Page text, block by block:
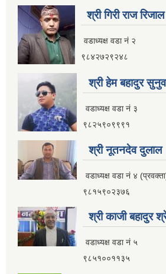
श्री गिरी राज रिजाल
वडाध्यक्ष वडा नं २
९८४२७२९२४८
श्री हेम बहादुर
वडाध्यक्ष वडा नं ३
९८२५९०९९९१
श्री नूतनदेव दुलाल
वडाध्यक्ष वडा नं ४
९८१५९०२३७६
श्री काजी बहादुर
वडाध्यक्ष वडा नं ५
९८५१००११३५